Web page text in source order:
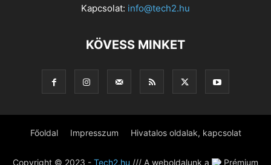
Kapcsolat: info@tech2.hu
KÖVESS MINKET
Főoldal Impresszum Hivatalos oldalak, kapcsolat
Copyright © 2023 - Tech2.hu /// A weboldalunk a Prémium